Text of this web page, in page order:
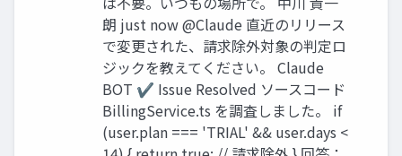
朗 just now @Claude 直近のリリース
で変更された、請求除外対象の判定ロ
ジックを教えてください。 Claude
BOT ✔ Issue Resolved ソースコード
BillingService.ts を調査しました。 if
(user.plan === 'TRIAL' && user.days <